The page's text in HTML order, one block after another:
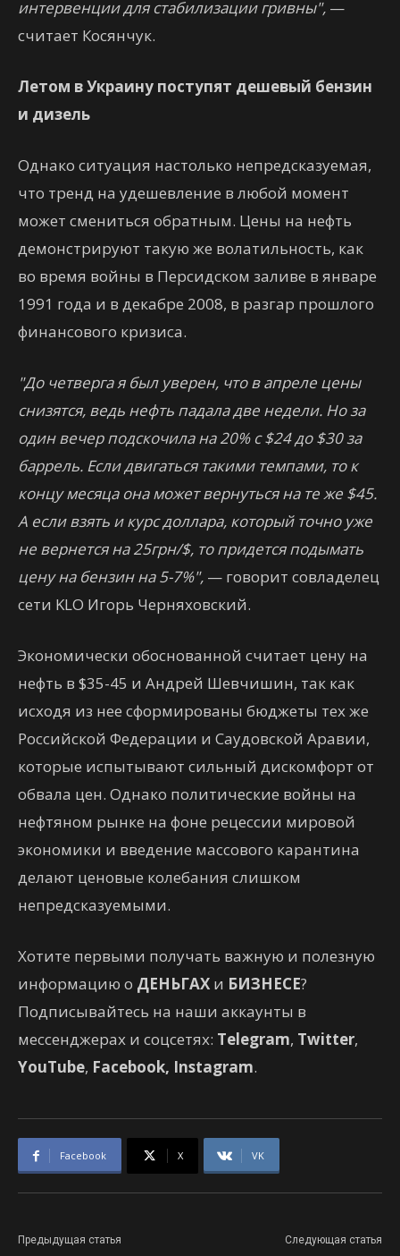
интервенции для стабилизации гривны", —
считает Косянчук.
Летом в Украину поступят дешевый бензин
и дизель
Однако ситуация настолько непредсказуемая,
что тренд на удешевление в любой момент
может смениться обратным. Цены на нефть
демонстрируют такую же волатильность, как
во время войны в Персидском заливе в январе
1991 года и в декабре 2008, в разгар прошлого
финансового кризиса.
"До четверга я был уверен, что в апреле цены
снизятся, ведь нефть падала две недели. Но за
один вечер подскочила на 20% с $24 до $30 за
баррель. Если двигаться такими темпами, то к
концу месяца она может вернуться на те же $45.
А если взять и курс доллара, который точно уже
не вернется на 25грн/$, то придется подымать
цену на бензин на 5-7%", — говорит совладелец
сети KLO Игорь Черняховский.
Экономически обоснованной считает цену на
нефть в $35-45 и Андрей Шевчишин, так как
исходя из нее сформированы бюджеты тех же
Российской Федерации и Саудовской Аравии,
которые испытывают сильный дискомфорт от
обвала цен. Однако политические войны на
нефтяном рынке на фоне рецессии мировой
экономики и введение массового карантина
делают ценовые колебания слишком
непредсказуемыми.
Хотите первыми получать важную и полезную
информацию о ДЕНЬГАХ и БИЗНЕСЕ?
Подписывайтесь на наши аккаунты в
мессенджерах и соцсетях: Telegram, Twitter,
YouTube, Facebook, Instagram.
Facebook X VK
Предыдущая статья Следующая статья